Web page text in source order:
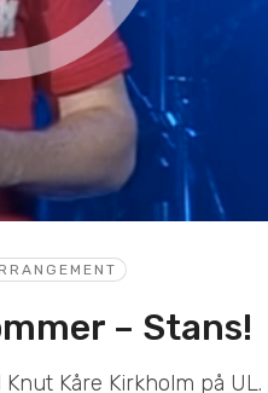
– Stans!
Kåre Kirkholm på UL.